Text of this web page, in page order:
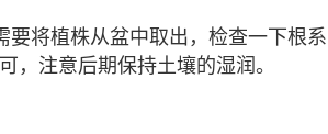
将植株从盆中取出，检查一下根系
，注意后期保持土壤的湿润。